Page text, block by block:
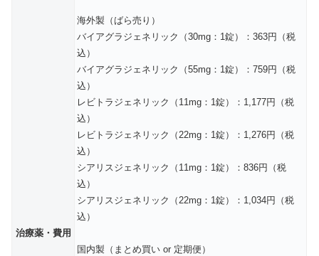
治療薬・費用
海外製（ばら売り）
バイアグラジェネリック（30mg：1錠）：363円（税
込）
バイアグラジェネリック（55mg：1錠）：759円（税
込）
レビトラジェネリック（11mg：1錠）：1,177円（税
込）
レビトラジェネリック（22mg：1錠）：1,276円（税
込）
シアリスジェネリック（11mg：1錠）：836円（税
込）
シアリスジェネリック（22mg：1錠）：1,034円（税
込）
国内製（まとめ買い or 定期便）